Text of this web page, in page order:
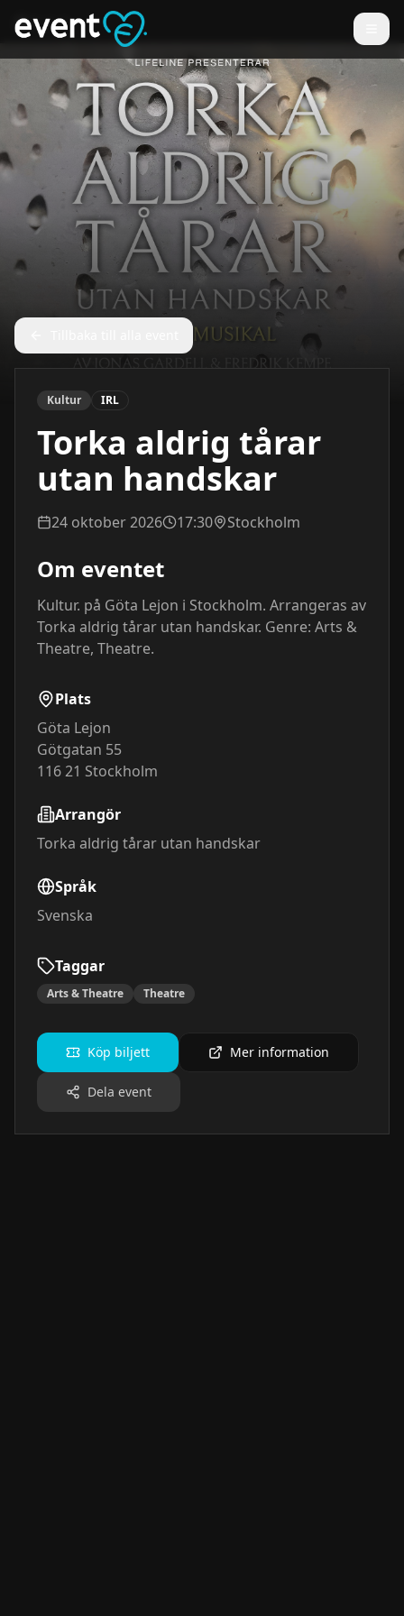
Kultur IRL
Torka aldrig tårar
utan handskar
24 oktober 2026 17:30 Stockholm
Om eventet
Kultur. på Göta Lejon i Stockholm. Arrangeras av
Torka aldrig tårar utan handskar. Genre: Arts &
Theatre, Theatre.
Plats
Göta Lejon
Götgatan 55
116 21 Stockholm
Arrangör
Torka aldrig tårar utan handskar
Språk
Svenska
Taggar
Arts & Theatre Theatre
Köp biljett Mer information
Dela event